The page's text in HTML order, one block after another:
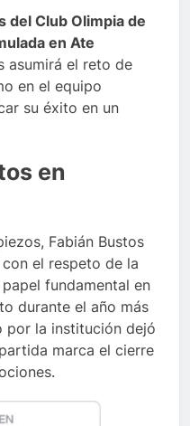
del Club Olimpia de
en Ate
asumirá el reto de
en el equipo
su éxito en un
en
Fabián Bustos
el respeto de la
fundamental en
durante el año más
por la institución dejó
marca el cierre